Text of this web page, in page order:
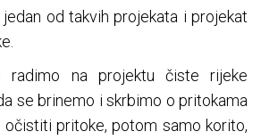
od takvih projekata i projekat
radimo na projektu čiste rijeke
se brinemo i skrbimo o pritokama
pritoke, potom samo korito,